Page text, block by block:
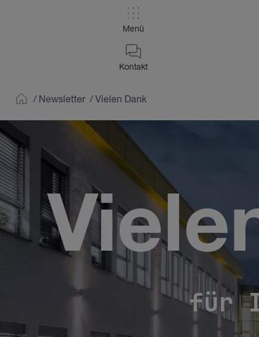
Menü
Kontakt
/ Newsletter /Vielen Dank
für